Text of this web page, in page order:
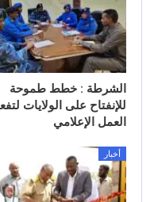
الشرطة : خطط طموحة
للإنفتاح على الولايات
العمل الإعلامي
أخبار